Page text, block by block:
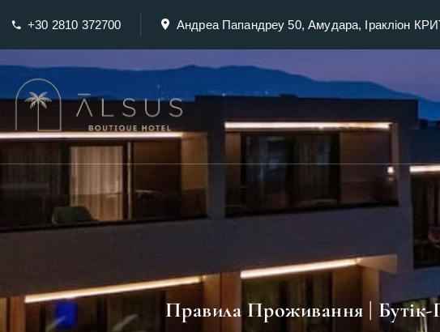
+30 2810 372700 Андреа Папандреу 50, Амудара, Іракліон
Правила Проживання |